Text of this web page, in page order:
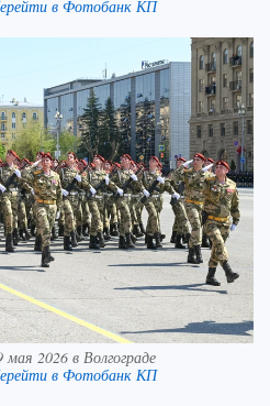
в Фотобанк КП
2026 в Волгограде
в Фотобанк КП